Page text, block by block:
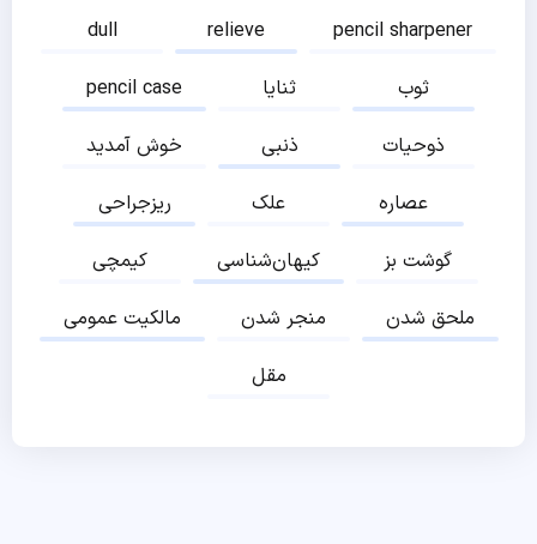
dull
relieve
pencil sharpener
pencil case
ثنایا
ثوب
خوش آمدید
ذنبی
ذوحیات
ریزجراحی
علک
عصاره
کیمچی
کیهان‌شناسی
گوشت بز
مالکیت عمومی
منجر شدن
ملحق شدن
مقل